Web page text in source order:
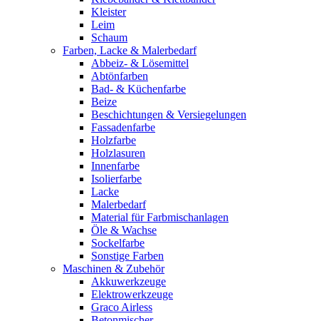
Kleister
Leim
Schaum
Farben, Lacke & Malerbedarf
Abbeiz- & Lösemittel
Abtönfarben
Bad- & Küchenfarbe
Beize
Beschichtungen & Versiegelungen
Fassadenfarbe
Holzfarbe
Holzlasuren
Innenfarbe
Isolierfarbe
Lacke
Malerbedarf
Material für Farbmischanlagen
Öle & Wachse
Sockelfarbe
Sonstige Farben
Maschinen & Zubehör
Akkuwerkzeuge
Elektrowerkzeuge
Graco Airless